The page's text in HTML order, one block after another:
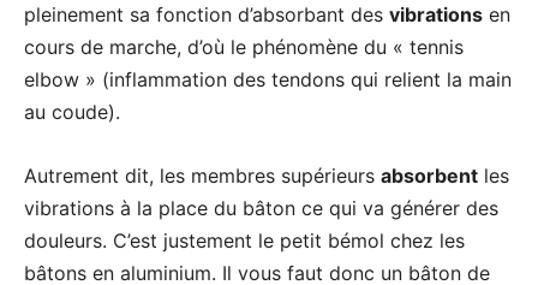
pleinement sa fonction d’absorbant des vibrations en
cours de marche, d’où le phénomène du « tennis
elbow » (inflammation des tendons qui relient la main
au coude).
Autrement dit, les membres supérieurs absorbent les
vibrations à la place du bâton ce qui va générer des
douleurs. C’est justement le petit bémol chez les
bâtons en aluminium. Il vous faut donc un bâton de